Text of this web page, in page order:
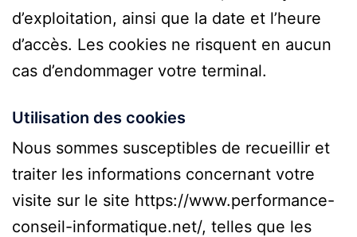
d’exploitation, ainsi que la date et l’heure
d’accès. Les cookies ne risquent en aucun
cas d’endommager votre terminal.
Utilisation des cookies
Nous sommes susceptibles de recueillir et
traiter les informations concernant votre
visite sur le site https://www.performance-
conseil-informatique.net/, telles que les